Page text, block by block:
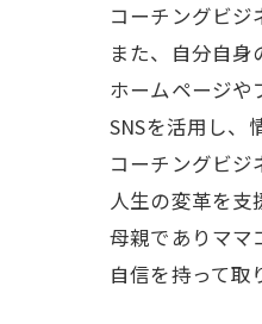
コーチングビジ
また、自分自身
ホームページや
SNSを活用し、
コーチングビジ
人生の変革を支
母親でありママ
自信を持って取